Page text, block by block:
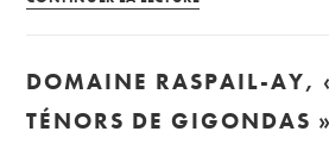
vins
les
DOMAINE RASPAIL-AY,
TÉNORS DE GIGONDAS »